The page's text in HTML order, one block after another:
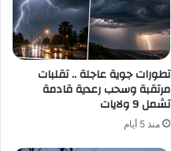
تطورات جوية عاجلة .. تقلبات
مرتقبة وسحب رعدية قادمة
تشمل 9 ولايات
منذ 5 أيام